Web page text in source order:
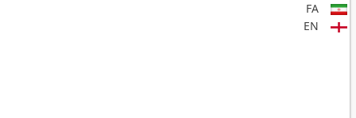
FA
EN